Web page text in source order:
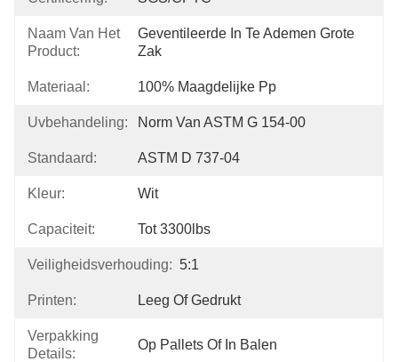
Naam Van Het
Product:
Geventileerde In Te Ademen Grote
Zak
Materiaal: 100% Maagdelijke Pp
Uvbehandeling: Norm Van ASTM G 154-00
Standaard: ASTM D 737-04
Kleur: Wit
Capaciteit: Tot 3300lbs
Veiligheidsverhouding: 5:1
Printen: Leeg Of Gedrukt
Verpakking
Details:
Op Pallets Of In Balen